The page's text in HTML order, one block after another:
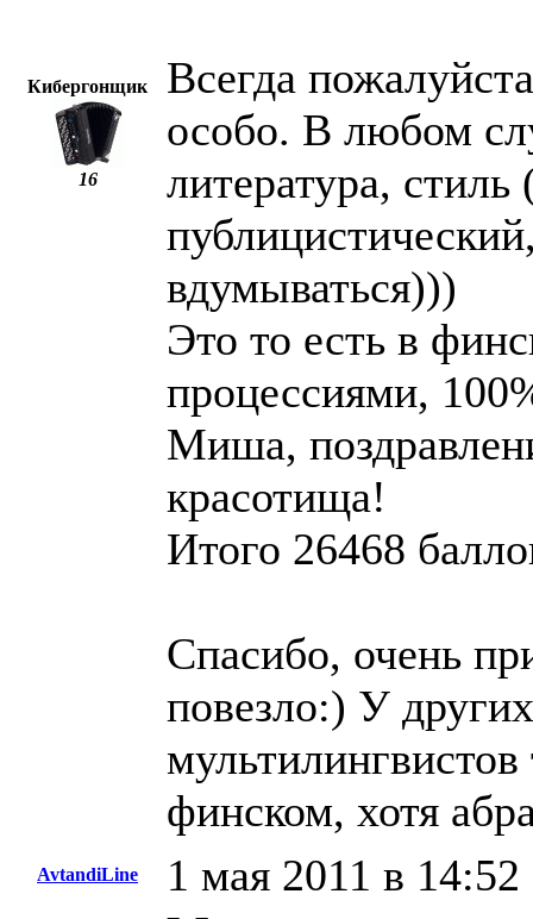
Кибергонщик
16
Всегда
особо. В любом
литература,
вдумываться)))
Это то есть в
процессиями,
Миша,
красотища!
Итого 26468
Спасибо, очень
повезло:) У
финском, хотя
AvtandiLine
1 мая 2011 в 14:52